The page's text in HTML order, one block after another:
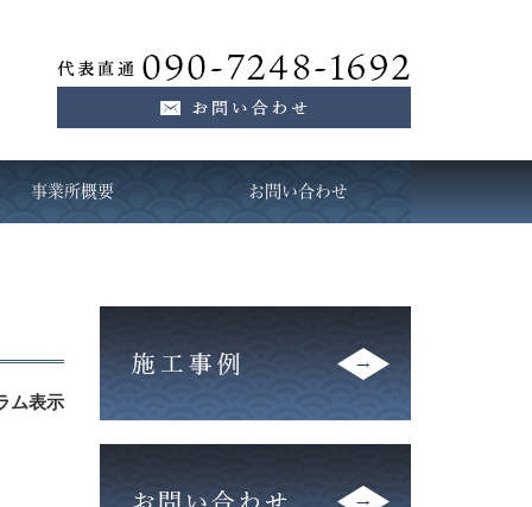
事業所概要 お問い合わせ
ム表示